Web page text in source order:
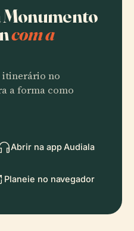
Monumento
com a
itinerário no
a forma como
Abrir na app Audiala
Planeie no navegador